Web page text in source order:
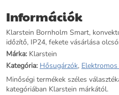
tartja a kívánt hőmérsékletet. A 7
lehetővé teszi, hogy Ön előre
hétre, így a készülék csak akkor
– ez érezhetően csökkenti az
védi a fűtőelemet, és megelőzi a
Bornholm tökéletes megoldás
nem csatlakoznak a központi
vagy bérelt lakások számára
semmilyen szerelési munkát nem
Információk
Klarstein Bornholm Smart,
időzítő, IP24, fekete vásárlása
Márka: Klarstein
Kategória: Hősugárzók,
Minőségi termékek széles
kategóriában Klarstein márkától.